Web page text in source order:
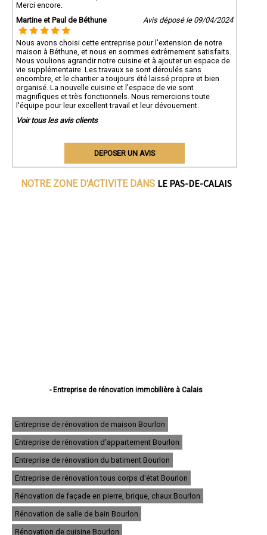
Merci encore.
Martine et Paul de Béthune
Avis déposé le 09/04/2024
Nous avons choisi cette entreprise pour l'extension de notre
maison à Béthune, et nous en sommes extrêmement satisfaits.
Nous voulions agrandir notre cuisine et à ajouter un espace de
vie supplémentaire. Les travaux se sont déroulés sans
encombre, et le chantier a toujours été laissé propre et bien
organisé. La nouvelle cuisine et l'espace de vie sont
magnifiques et très fonctionnels. Nous remercions toute
l'équipe pour leur excellent travail et leur dévouement.
Voir tous les avis clients
DEPOSER UN AVIS
NOTRE ZONE D'ACTIVITE DANS LE PAS-DE-CALAIS
- Entreprise de rénovation immobilière à Calais
- Entreprise de rénovation immobilière à Lens
- Entreprise de rénovation immobilière à Liévin
- Entreprise de rénovation immobilière à Béthune
- Entreprise de rénovation immobilière à Hénin-Beaumont
- Entreprise de rénovation immobilière à Bruay-la-Buissière
- Entreprise de rénovation immobilière à Avion
- Entreprise de rénovation immobilière à Carvin
- Entreprise de rénovation immobilière à Berck
- Entreprise de rénovation immobilière à Saint-Omer
- Entreprise de rénovation immobilière à Outreau
- Entreprise de rénovation immobilière à Harnes
Entreprise de rénovation de maison Bourlon
Entreprise de rénovation d'appartement Bourlon
Entreprise de rénovation du batiment Bourlon
Entreprise de rénovation tous corps d'état Bourlon
Rénovation de façade en pierre, brique, chaux Bourlon
Rénovation de salle de bain Bourlon
Rénovation de cuisine Bourlon